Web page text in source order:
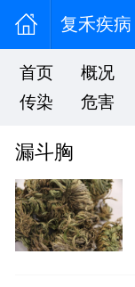
复禾疾病
首页 概况
传染
危害
漏斗胸